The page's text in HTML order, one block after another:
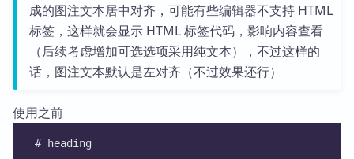
成的图注文本居中对齐，可能有些编辑器不支持 HTML
标签，这样就会显示 HTML 标签代码，影响内容查看
（后续考虑增加可选选项采用纯文本），不过这样的
话，图注文本默认是左对齐（不过效果还行）
使用之前
# heading